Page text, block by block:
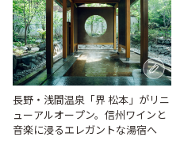
長野・浅間温泉「界 松本」がリニ
ューアルオープン。信州ワインと
音楽に浸るエレガントな湯宿へ